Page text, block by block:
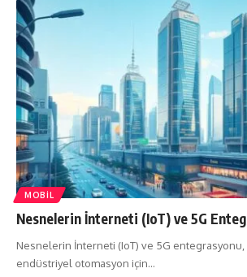
MOBIL
Nesnelerin İnterneti (IoT) ve 5G
Nesnelerin İnterneti (IoT) ve 5G entegrasyonu,
endüstriyel otomasyon için…